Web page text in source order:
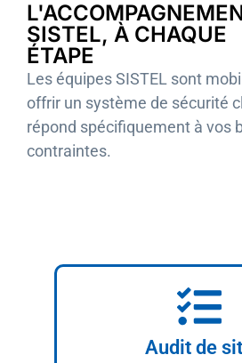
SISTEL, À CHAQUE
ÉTAPE
Les équipes SISTEL sont
offrir un système de sécurité
répond spécifiquement à vos
contraintes.
Audit de